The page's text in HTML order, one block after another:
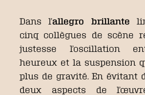
Dans l’allegro brillante
cinq collègues de scène
justesse l’oscillation
heureux et la suspension
plus de gravité. En évitant
deux aspects de